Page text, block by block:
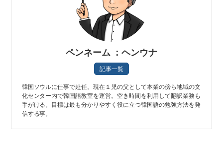
ペンネーム ：ヘンウナ
記事一覧
韓国ソウルに仕事で赴任。現在１児の父として本業の傍ら地域の文
化センター内で韓国語教室を運営。空き時間を利用して翻訳業務も
手がける。目標は最も分かりやすく役に立つ韓国語の勉強方法を発
信する事。